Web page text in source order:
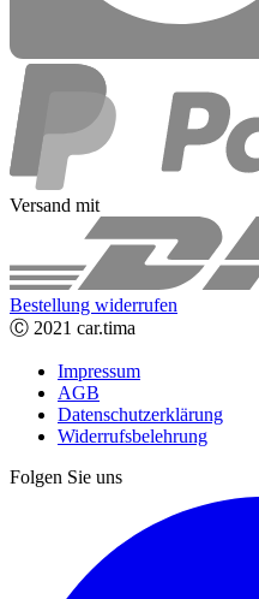
Versand mit
Bestellung widerrufen
Ⓒ 2021 car.tima
Impressum
AGB
Datenschutzerklärung
Widerrufsbelehrung
Folgen Sie uns